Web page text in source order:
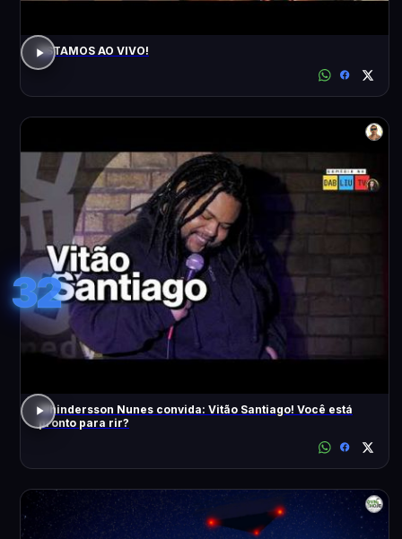
ESTAMOS AO VIVO!
32
Whindersson Nunes convida: Vitão Santiago! Você está
pronto para rir?